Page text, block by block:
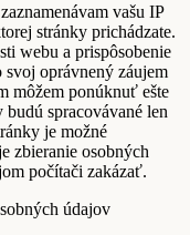
vašu IP
stránky prichádzate.
webu a prispôsobenie
oprávnený záujem
môžem ponúknuť ešte
spracovávané len
je možné
zbieranie osobných
počítači zakázať.
údajov